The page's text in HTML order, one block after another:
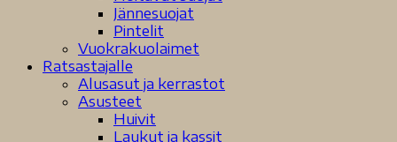
Jännesuojat
Pintelit
Vuokrakuolaimet
Ratsastajalle
Alusasut ja kerrastot
Asusteet
Huivit
Laukut ja kassit